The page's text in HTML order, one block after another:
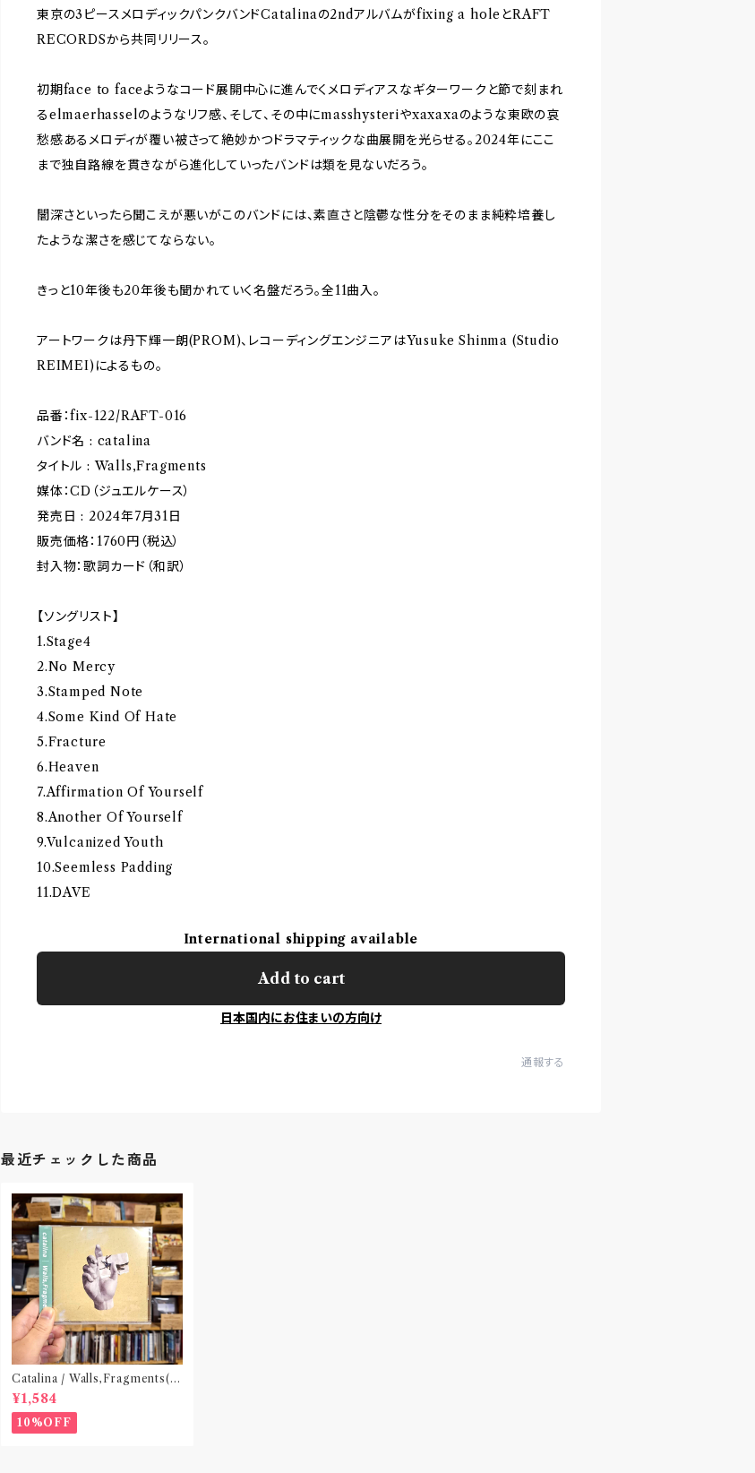
東京の3ピースメロディックパンクバンドCatalinaの2ndアルバムがfixing a holeとRAFT
RECORDSから共同リリース。
初期face to faceようなコード展開中心に進んでくメロディアスなギターワークと節で刻まれ
るelmaerhasselのようなリフ感、そして、その中にmasshysteriやxaxaxaのような東欧の哀
愁感あるメロディが覆い被さって絶妙かつドラマティックな曲展開を光らせる。2024年にここ
まで独自路線を貫きながら進化していったバンドは類を見ないだろう。
闇深さといったら聞こえが悪いがこのバンドには、素直さと陰鬱な性分をそのまま純粋培養し
たような潔さを感じてならない。
きっと10年後も20年後も聞かれていく名盤だろう。全11曲入。
アートワークは丹下輝一朗(PROM)、レコーディングエンジニアはYusuke Shinma (Studio
REIMEI)によるもの。
品番：fix-122/RAFT-016
バンド名 : catalina
タイトル : Walls,Fragments
媒体：CD（ジュエルケース）
発売日 : 2024年7月31日
販売価格：1760円（税込）
封入物：歌詞カード（和訳）
【ソングリスト】
1.Stage4
2.No Mercy
3.Stamped Note
4.Some Kind Of Hate
5.Fracture
6.Heaven
7.Affirmation Of Yourself
8.Another Of Yourself
9.Vulcanized Youth
10.Seemless Padding
11.DAVE
International shipping available
Add to cart
日本国内にお住まいの方向け
通報する
最近チェックした商品
Catalina / Walls,Fragments(C
D)
¥1,584
10%OFF